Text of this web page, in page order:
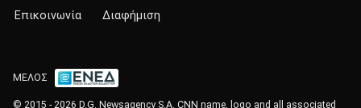
Επικοινωνία Διαφήμιση
ΜΕΛΟΣ
© 2015 - 2026 D.G. Newsagency S.A. CNN name, logo and all associated